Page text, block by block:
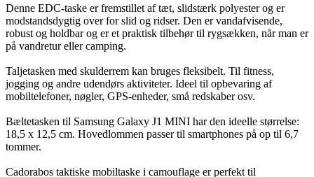
Denne EDC-taske er fremstillet af tæt, slidstærk polyester og er
modstandsdygtig over for slid og ridser. Den er vandafvisende,
robust og holdbar og er et praktisk tilbehør til rygsækken, når man er
på vandretur eller camping.
Taljetasken med skulderrem kan bruges fleksibelt. Til fitness,
jogging og andre udendørs aktiviteter. Ideel til opbevaring af
mobiltelefoner, nøgler, GPS-enheder, små redskaber osv.
Bæltetasken til Samsung Galaxy J1 MINI har den ideelle størrelse:
18,5 x 12,5 cm. Hovedlommen passer til smartphones på op til 6,7
tommer.
Cadorabos taktiske mobiltaske i camouflage er perfekt til